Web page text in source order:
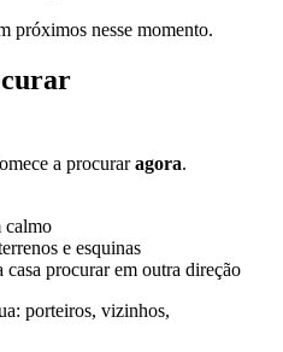
próximos nesse momento.
a procuraragora.
calmo
e esquinas
casa procurar em outra direção
porteiros, vizinhos,